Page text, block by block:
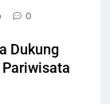
0
Dukung